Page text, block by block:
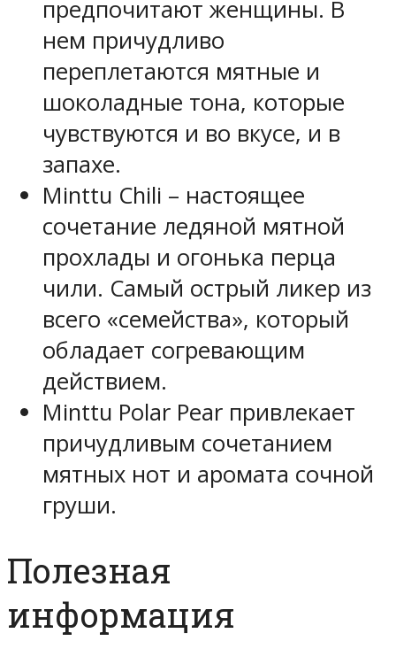
предпочитают женщины. В
нем причудливо
переплетаются мятные и
шоколадные тона, которые
чувствуются и во вкусе, и в
запахе.
Minttu Chili – настоящее
сочетание ледяной мятной
прохлады и огонька перца
чили. Самый острый ликер из
всего «семейства», который
обладает согревающим
действием.
Minttu Polar Pear привлекает
причудливым сочетанием
мятных нот и аромата сочной
груши.
Полезная
информация